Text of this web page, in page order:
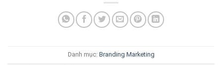
Danh mục: Branding Marketing